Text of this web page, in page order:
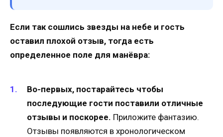
Если так сошлись звезды на небе и гость
оставил плохой отзыв, тогда есть
определенное поле для манёвра:
Во-первых, постарайтесь чтобы
последующие гости поставили отличные
отзывы и поскорее. Приложите фантазию.
Отзывы появляются в хронологическом